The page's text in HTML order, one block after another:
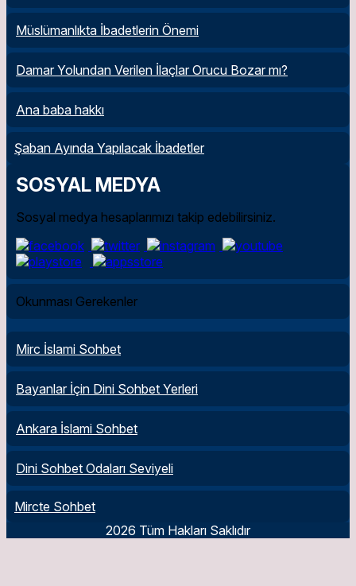
Müslümanlıkta İbadetlerin Önemi
Damar Yolundan Verilen İlaçlar Orucu Bozar mı?
Ana baba hakkı
Şaban Ayında Yapılacak İbadetler
SOSYAL MEDYA
Sosyal medya hesaplarımızı takip edebilirsiniz.
Okunması Gerekenler
Mirc İslami Sohbet
Bayanlar İçin Dini Sohbet Yerleri
Ankara İslami Sohbet
Dini Sohbet Odaları Seviyeli
Mircte Sohbet
2026 Tüm Hakları Saklıdır